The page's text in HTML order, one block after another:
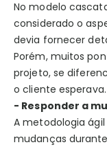
No modelo
considerado o
devia fornecer
Porém, muitos
projeto, se
o cliente esperava.
- Responder a
A metodologia
mudanças